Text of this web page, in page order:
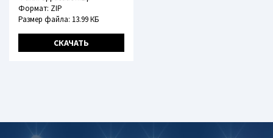
Формат: ZIP
Размер файла: 13.99 КБ
СКАЧАТЬ